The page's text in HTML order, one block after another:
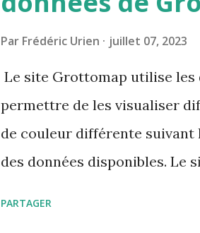
Par Frédéric Urien juillet 07, 2023
Le site Grottomap utilise les
permettre de les visualiser
de couleur différente
des données disponibles. Le
PARTAGER